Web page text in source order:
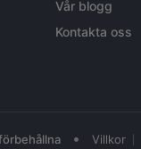
Vår blogg
Kontakta oss
• Villkor